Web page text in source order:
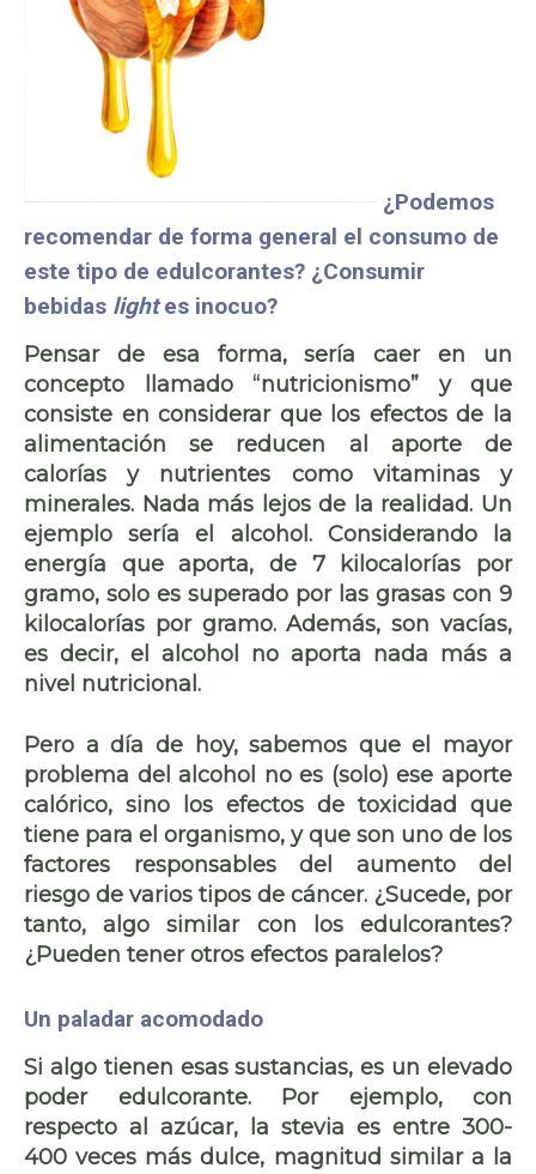
¿Podemos
recomendar de forma general el consumo de
este tipo de edulcorantes? ¿Consumir
bebidas lightes inocuo?
Pensar de esa forma, sería caer en un
concepto llamado “nutricionismo” y que
consiste en considerar que los efectos de la
alimentación se reducen al aporte de
calorías y nutrientes como vitaminas y
minerales. Nada más lejos de la realidad. Un
ejemplo sería el alcohol. Considerando la
energía que aporta, de 7 kilocalorías por
gramo, solo es superado por las grasas con 9
kilocalorías por gramo. Además, son vacías,
es decir, el alcohol no aporta nada más a
nivel nutricional.
Pero a día de hoy, sabemos que el mayor
problema del alcohol no es (solo) ese aporte
calórico, sino los efectos de toxicidad que
tiene para el organismo, y que son uno de los
factores responsables del aumento del
riesgo de varios tipos de cáncer. ¿Sucede, por
tanto, algo similar con los edulcorantes?
¿Pueden tener otros efectos paralelos?
Un paladar acomodado
Si algo tienen esas sustancias, es un elevado
poder edulcorante. Por ejemplo, con
respecto al azúcar, la stevia es entre 300-
400 veces más dulce, magnitud similar a la